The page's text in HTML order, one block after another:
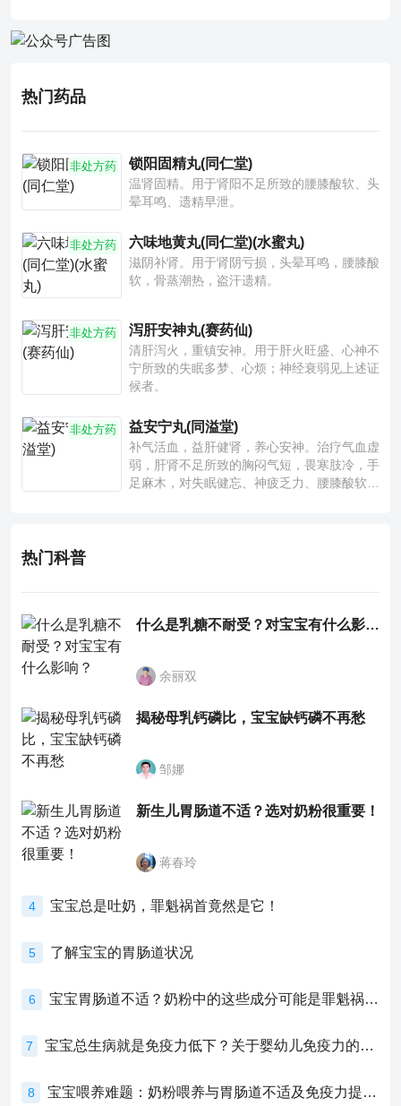
热门药品
非处方药 锁阳固精丸(同仁堂)
温肾固精。用于肾阳不足所致的腰膝酸软、头
晕耳鸣、遗精早泄。
非处方药 六味地黄丸(同仁堂)(水蜜丸)
滋阴补肾。用于肾阴亏损，头晕耳鸣，腰膝酸
软，骨蒸潮热，盗汗遗精。
非处方药 泻肝安神丸(赛药仙)
清肝泻火，重镇安神。用于肝火旺盛、心神不
宁所致的失眠多梦、心烦；神经衰弱见上述证
候者。
非处方药 益安宁丸(同溢堂)
补气活血，益肝健肾，养心安神。治疗气血虚
弱，肝肾不足所致的胸闷气短，畏寒肢冷，手
足麻木，对失眠健忘、神疲乏力、腰膝酸软也
热门科普
什么是乳糖不耐受？对宝宝有什么影响？
余丽双
揭秘母乳钙磷比，宝宝缺钙磷不再愁
邹娜
新生儿胃肠道不适？选对奶粉很重要！
蒋春玲
4 宝宝总是吐奶，罪魁祸首竟然是它！
5 了解宝宝的胃肠道状况
6 宝宝胃肠道不适？奶粉中的这些成分可能是罪魁祸首！
7 宝宝总生病就是免疫力低下？关于婴幼儿免疫力的真相，家长必须了解！
8 宝宝喂养难题：奶粉喂养与胃肠道不适及免疫力提升的奥秘